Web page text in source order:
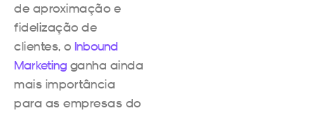
de aproximação e
fidelização de
clientes, o Inbound
Marketing ganha ainda
mais importância
para as empresas do